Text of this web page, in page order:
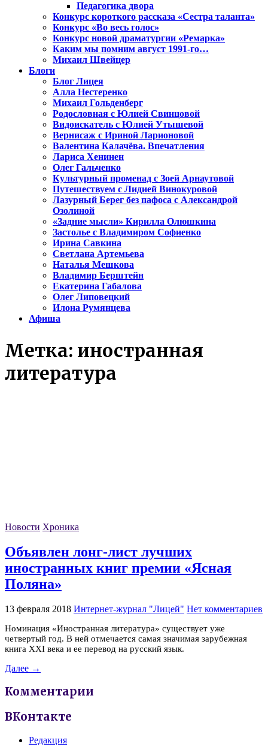
Педагогика двора
Конкурс короткого рассказа «Сестра таланта»
Конкурс «Во весь голос»
Конкурс новой драматургии «Ремарка»
Каким мы помним август 1991-го…
Михаил Швейцер
Блоги
Блог Лицея
Алла Нестеренко
Михаил Гольденберг
Родословная с Юлией Свинцовой
Видоискатель с Юлией Утышевой
Вернисаж с Ириной Ларионовой
Валентина Калачёва. Впечатления
Лариса Хенинен
Олег Гальченко
Культурный променад с Зоей Арнаутовой
Путешествуем с Лидией Винокуровой
Лазурный Берег без пафоса с Александрой
Озолиной
«Задние мысли» Кирилла Олюшкина
Застолье с Владимиром Софиенко
Ирина Савкина
Светлана Артемьева
Наталья Мешкова
Владимир Берштейн
Екатерина Габалова
Олег Липовецкий
Илона Румянцева
Афиша
Метка: иностранная
литература
Новости Хроника
Объявлен лонг-лист лучших
иностранных книг премии «Ясная
Поляна»
13 февраля 2018 Интернет-журнал "Лицей" Нет комментариев
Номинация «Иностранная литература» существует уже
четвертый год. В ней отмечается самая значимая зарубежная
книга XXI века и ее перевод на русский язык.
Далее →
Комментарии
ВКонтакте
Редакция